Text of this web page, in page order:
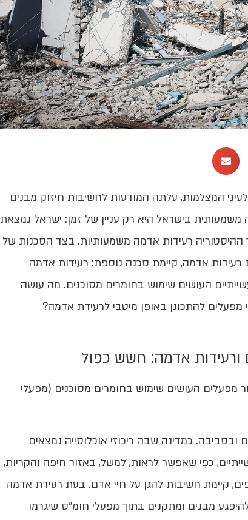
המצלמות, עלתה המודעות לחשיבות חיזוק מבנים
בישראל היא רק עניין של זמן: ישראל נמצאת
ההיסטוריה רעידות אדמה משמעותיות. בצד הסכנות של
אדמה, קיימת סכנה נוספת: רעידות אדמה
העושים שימוש בחומרים מסוכנים. מה עושה
מפעלים להתכונן באופן מיטבי לרעידת אדמה?
ורעידות אדמה: חשש כפול
העושים שימוש בחומרים מסוכנים (מפעלי
כמדינה שבה ריכוזי אוכלוסייה נמצאים
כפי שאפשר לראות, למשל, באזור חיפה והקריות,
קיימת חשיבות להגן על חיי אדם. בעת רעידת אדמה
מבנים ומתקנים בתוך מפעלי חומ"ס שיגרמו